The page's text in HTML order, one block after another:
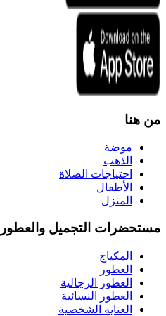
من هنا
موضة
الذهب
احتياجات الصلاة
الأطفال
المنزل
مستحضرات التجميل والعطور
المكياج
العطور
العطور الرجالية
العطور النسائية
العناية الشخصية